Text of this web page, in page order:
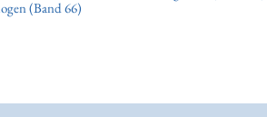
(Band 66)